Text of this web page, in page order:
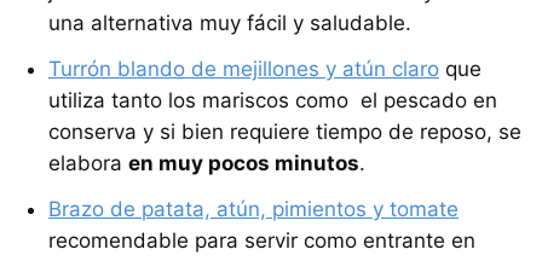
una alternativa muy fácil y saludable.
Turrón blando de mejillones y atún claro que
utiliza tanto los mariscos como el pescado en
conserva y si bien requiere tiempo de reposo, se
elabora en muy pocos minutos.
Brazo de patata, atún, pimientos y tomate
recomendable para servir como entrante en